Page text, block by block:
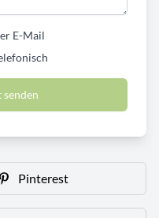
E-Mail
Pinterest